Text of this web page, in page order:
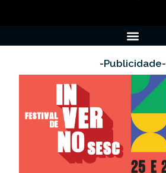
-Publicidade-